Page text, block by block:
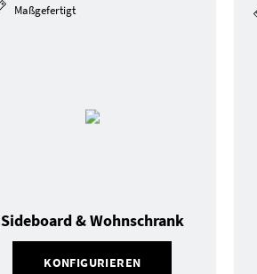
Maßgefertigt
KONFIGURIEREN
Sideboard & Wohnschrank